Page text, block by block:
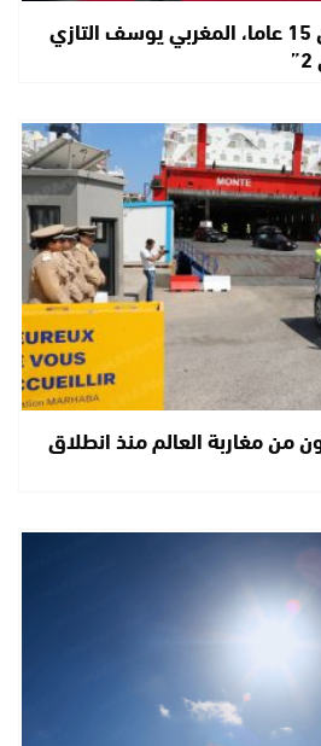
تسلق الجبال.. في سن 15 عاما، المغربي يوسف التازي
من 2,7 مليون من مغاربة العالم منذ انطلاق